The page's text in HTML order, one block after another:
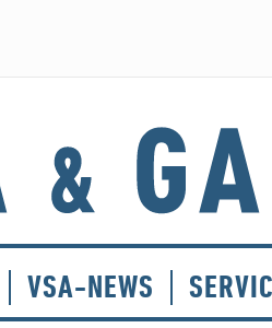
VSA-NEWS